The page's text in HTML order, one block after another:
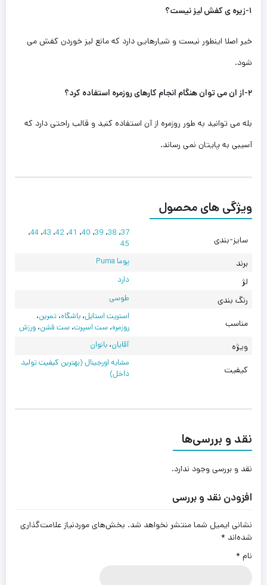
۱-زیره ی کفش لیز نیست؟
خیر اصلا اینطور نیست و شیارهایی دارد که مانع لیز خوردن کفش می
شود.
۲-از ان می توان هنگام انجام کارهای روزمره استفاده کرد؟
بله می توانید به طور روزمره از آن استفاده کنید و قالب راحتی دارد که
آسیبی به پایتان نمی رساند.
ویژگی های محصول
سایز-بندی
37، 38، 39، 40، 41،42، 43،44،
45
برند پوما Puma
لژ دارد
رنگ بندی طوسی
مناسب
استریت استایل،باشگاه،تمرین،
روزمره،ست اسپرت،ست فشن،ورزش
ویژه آقایان،بانوان
کیفیت
مشابه اورجینال (بهترین کیفیت تولید
داخل)
نقد و بررسی‌ها
نقد و بررسی وجود ندارد.
افزودن نقد و بررسی
نشانی ایمیل شما منتشر نخواهد شد. بخش‌های موردنیاز علامت‌گذاری
شده‌اند *
نام *